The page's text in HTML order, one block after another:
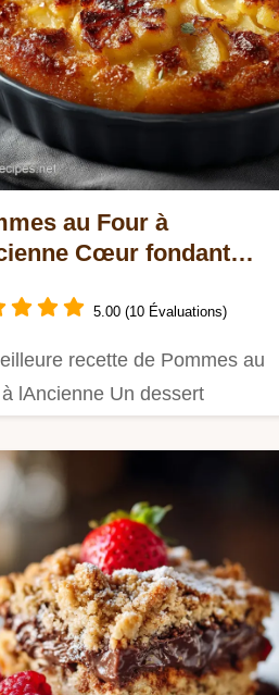
au Four à
Cœur fondant
5.00 (10 Évaluations)
recette de Pommes au
lAncienne Un dessert